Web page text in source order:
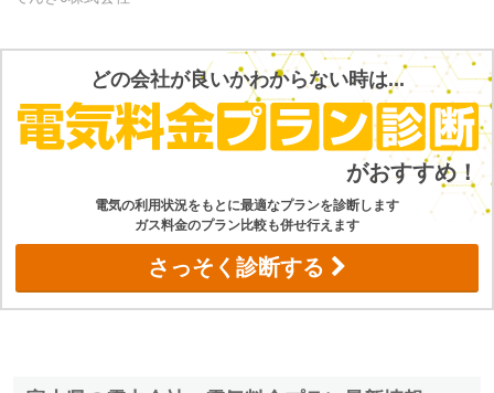
どの会社が良いかわからない時は...
電気の利用状況をもとに最適なプランを診断します
ガス料金のプラン比較も併せ行えます
さっそく診断する